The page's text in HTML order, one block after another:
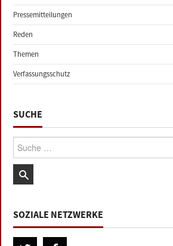
Pressemitteilungen
Reden
Themen
Verfassungsschutz
SUCHE
Suche:
SOZIALE NETZWERKE